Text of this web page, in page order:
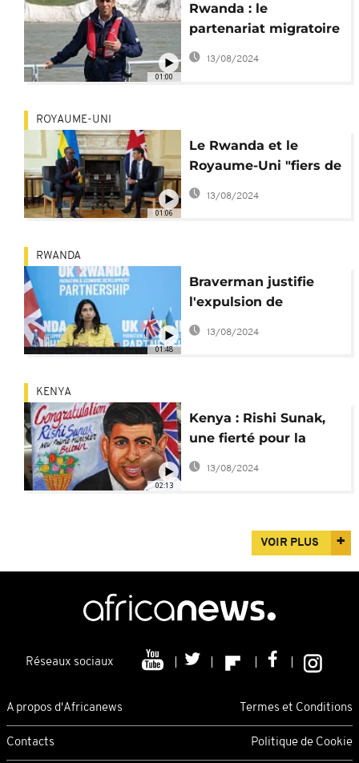
01:00
Rwanda : le
partenariat migratoire
avec le Royaume-Uni
13/08/2024
01:06
ROYAUME-UNI
Le Rwanda et le
Royaume-Uni "fiers de
leur partenariat
migratoire"
13/08/2024
01:48
RWANDA
Braverman justifie
l'expulsion de
migrants du
Royaume-Uni au
13/08/2024
02:13
KENYA
Kenya : Rishi Sunak,
une fierté pour la
communauté
asiatique
13/08/2024
VOIR PLUS
Réseaux sociaux
A propos d'Africanews Termes et Conditions
Contacts Politique de Cookie